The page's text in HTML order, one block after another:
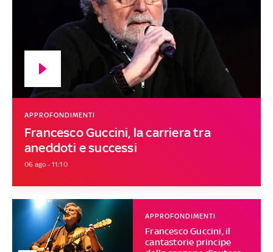
Francesco Guccini, la carriera tra
aneddoti e successi
APPROFONDIMENTI
06 ago - 11:10
Francesco Guccini, il
cantastorie principe
APPROFONDIMENTI